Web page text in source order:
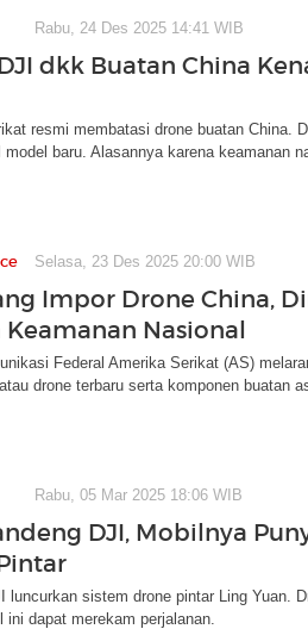
Rabu, 24 Des 2025 14:41 WIB
dkk Buatan China
resmi membatasi drone buatan China.
baru. Alasannya karena keamanan
Selasa, 23 Des 2025 20:00 WIB
Impor Drone China,
Nasional
Federal Amerika Serikat (AS)
drone terbaru serta komponen buatan
Rabu, 05 Mar 2025 18:06 WIB
DJI, Mobilnya
luncurkan sistem drone pintar Ling Yuan.
ini dapat merekam perjalanan.